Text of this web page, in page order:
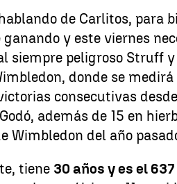
de Carlitos, para
y este viernes
siempre peligroso Struff
donde se
consecutivas
además de 15 en
Wimbledon del año
tiene 30 años y es el